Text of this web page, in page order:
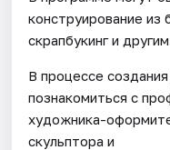
конструирование из
скрапбукинг и
В процессе
познакомиться с
художника-
скульптора и